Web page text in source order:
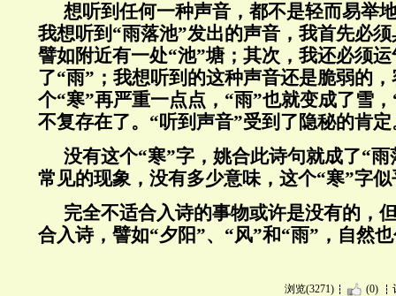
想听到任何一种声音，都不是轻而易举
我想听到“雨落池”发出的声音，我首先必
譬如附近有一处“池”塘；其次，我还必须
了“雨”；我想听到的这种声音还是脆弱的
个“寒”再严重一点点，“雨”也就变成了雪
不复存在了。“听到声音”受到了隐秘的肯定
没有这个“寒”字，姚合此诗句就成了“
常见的现象，没有多少意味，这个“寒”字
完全不适合入诗的事物或许是没有的，
合入诗，譬如“夕阳”、“风”和“雨”，自然
浏览(3271) (0)